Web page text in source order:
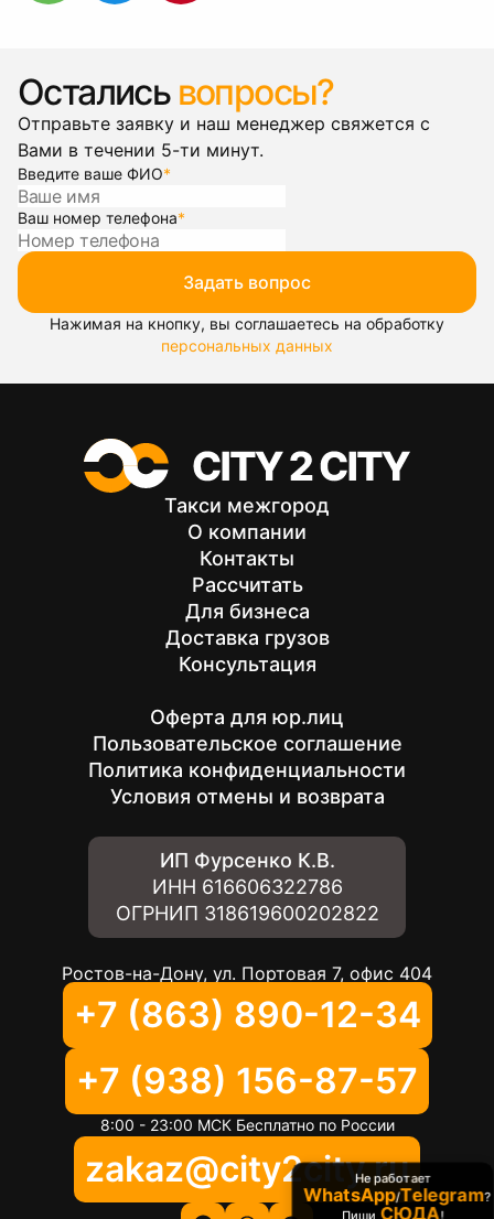
Остались вопросы?
Отправьте заявку и наш менеджер свяжется с
Вами в течении 5-ти минут.
Введите ваше ФИО*
Ваш номер телефона*
Задать вопрос
Нажимая на кнопку, вы соглашаетесь на обработку
персональных данных
Такси межгород
О компании
Контакты
Рассчитать
Для бизнеса
Доставка грузов
Консультация
Оферта для юр.лиц
Пользовательское соглашение
Политика конфиденциальности
Условия отмены и возврата
ИП Фурсенко К.В.
ИНН 616606322786
ОГРНИП 318619600202822
Ростов-на-Дону, ул. Портовая 7, офис 404
+7 (863) 890-12-34
+7 (938) 156-87-57
8:00 - 23:00 МСК Бесплатно по России
zakaz@city2city.ru
Не работает
WhatsApp/Telegram?
СЮДА